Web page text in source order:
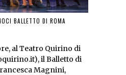
BALLETTO DI ROMA
al Teatro Quirino di
il Balletto di
Magnini,